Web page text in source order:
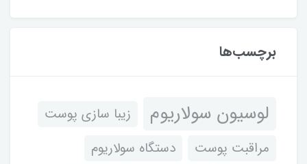
برچسب‌ها
لوسیون سولاریوم
زیبا سازی پوست
مراقبت پوست
دستگاه سولاریوم